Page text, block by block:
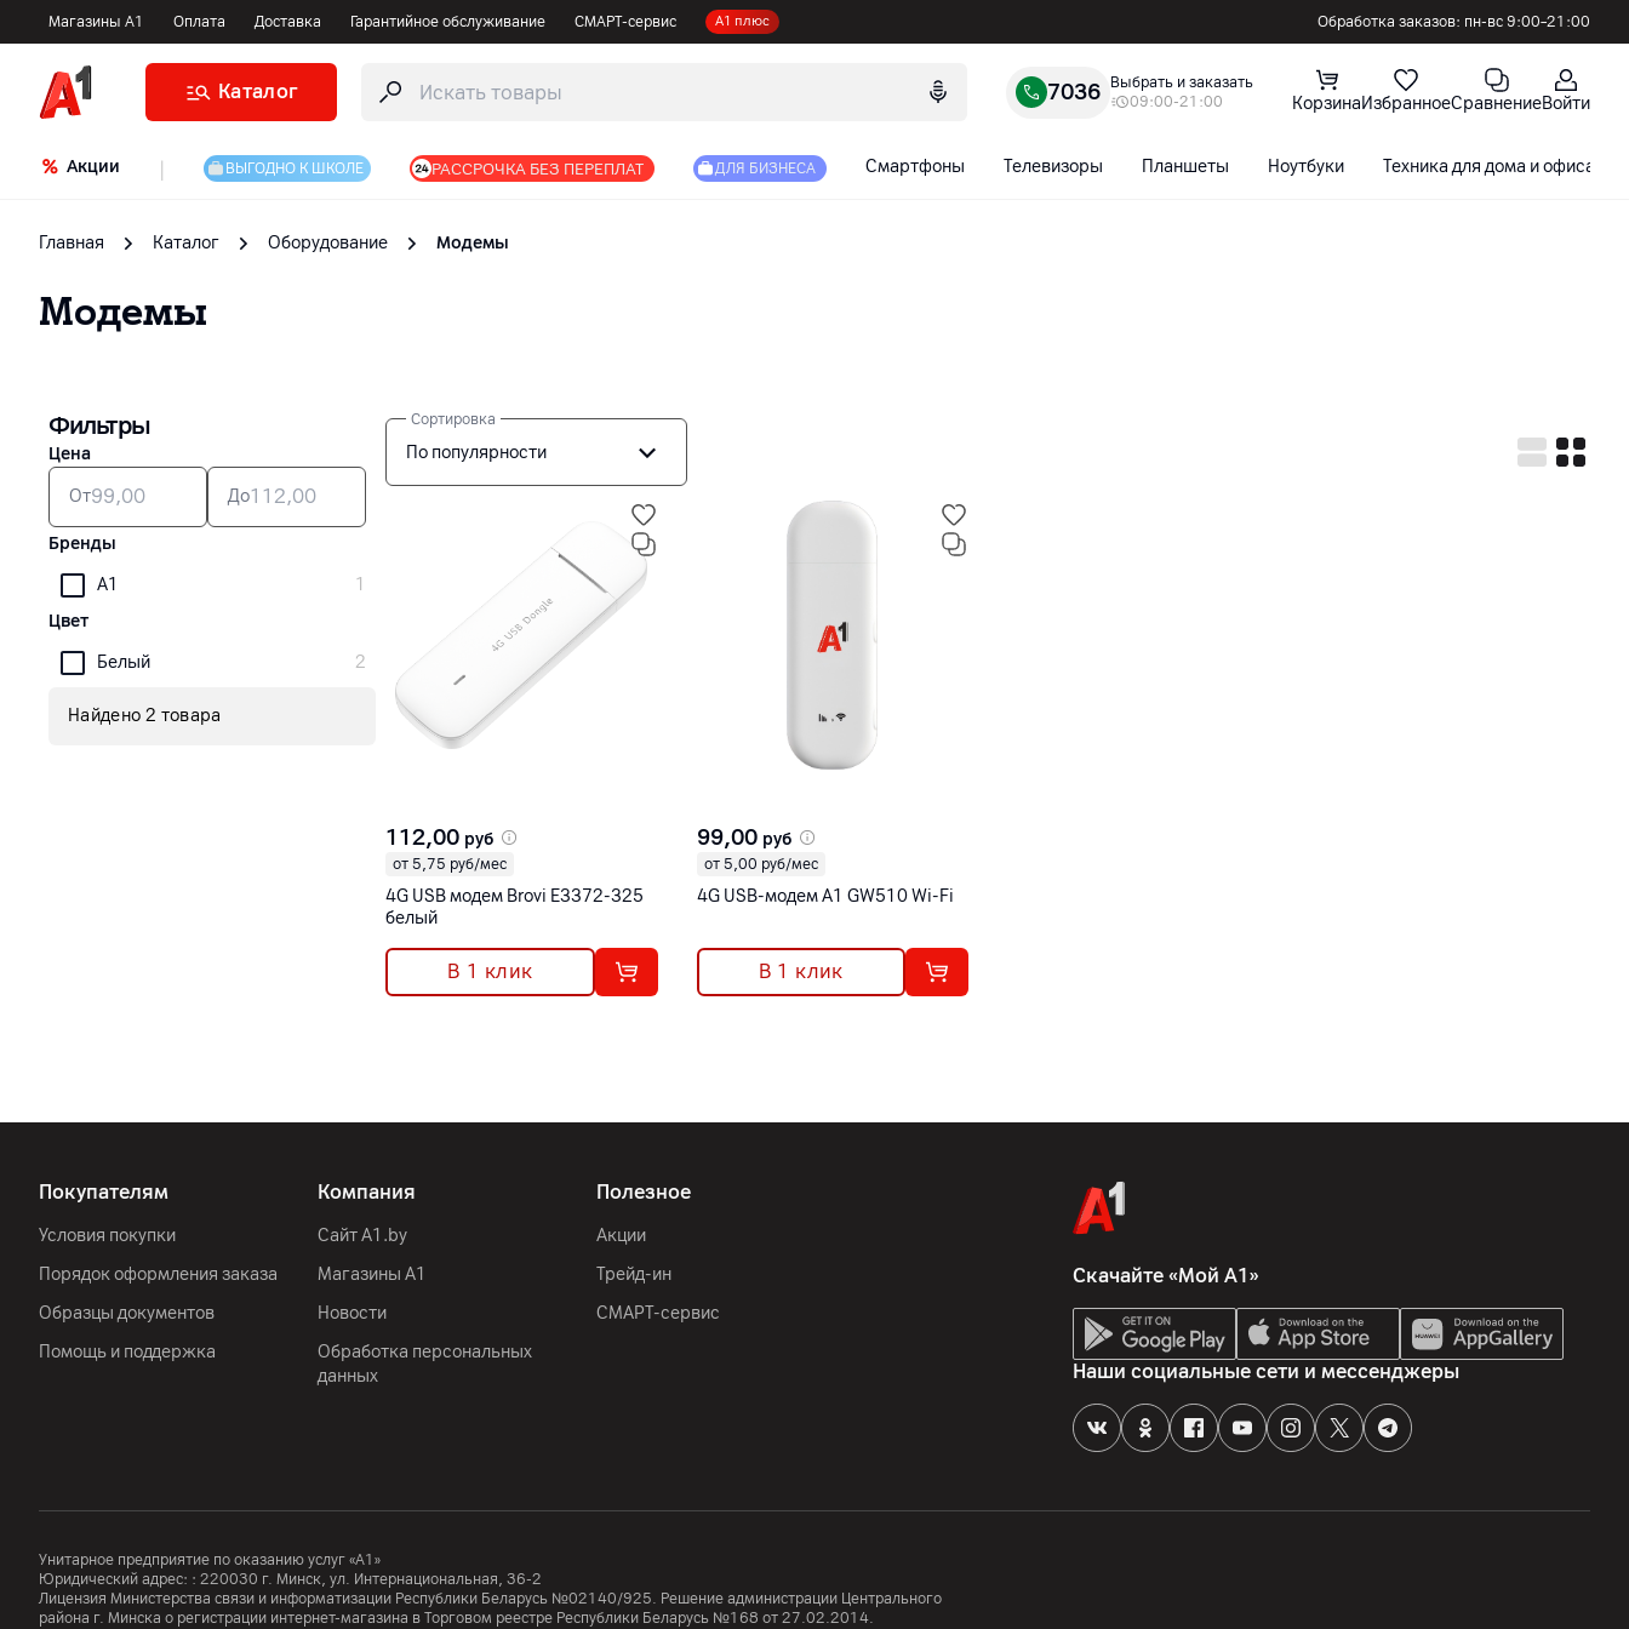
Магазины А1 Оплата Доставка Гарантийное обслуживание СМАРТ-сервис А1 плюс Обработка заказов: пн-вс 9:00–21:00
Каталог 7036
Выбрать и заказать
09:00-21:00
КорзинаИзбранноеСравнениеВойти
Акции ВЫГОДНО К ШКОЛЕ РАССРОЧКА БЕЗ ПЕРЕПЛАТ ДЛЯ БИЗНЕСА Смартфоны Телевизоры Планшеты Ноутбуки Техника для дома и офиса
Главная Каталог Оборудование Модемы
Модемы
Фильтры
Цена
От До
Бренды
A1
1
Цвет
Белый
2
Найдено 2 товара
Сортировка
По популярности
112,00 руб
от 5,75 руб/мес
4G USB модем Brovi E3372-325
белый
В 1 клик
99,00 руб
от 5,00 руб/мес
4G USB-модем A1 GW510 Wi-Fi
В 1 клик
Покупателям
Условия покупки
Порядок оформления заказа
Образцы документов
Помощь и поддержка
Компания
Сайт A1.by
Магазины А1
Новости
Обработка персональных
данных
Полезное
Акции
Трейд-ин
СМАРТ-сервис
Скачайте «Мой А1»
Наши социальные сети и мессенджеры
Унитарное предприятие по оказанию услуг «А1»
Юридический адрес: : 220030 г. Минск, ул. Интернациональная, 36-2
Лицензия Министерства связи и информатизации Республики Беларусь №02140/925. Решение администрации Центрального
района г. Минска о регистрации интернет-магазина в Торговом реестре Республики Беларусь №168 от 27.02.2014.